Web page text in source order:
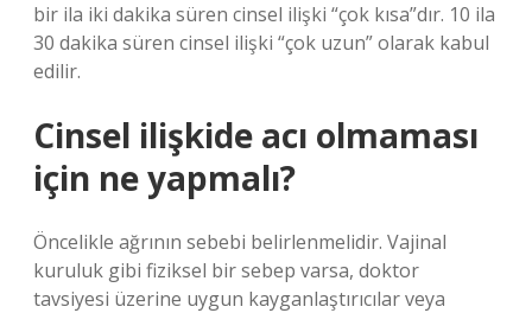
bir ila iki dakika süren cinsel ilişki “çok kısa”dır. 10 ila
30 dakika süren cinsel ilişki “çok uzun” olarak kabul
edilir.
Cinsel ilişkide acı olmaması
için ne yapmalı?
Öncelikle ağrının sebebi belirlenmelidir. Vajinal
kuruluk gibi fiziksel bir sebep varsa, doktor
tavsiyesi üzerine uygun kayganlaştırıcılar veya